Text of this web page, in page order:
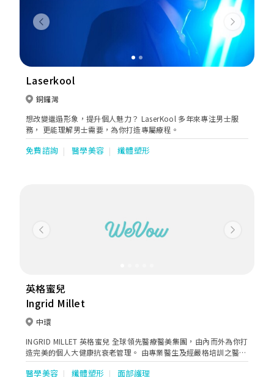
Previous Next
Laserkool
銅鑼灣
想改變邋遢形象，提升個人魅力？ LaserKool 多年來專注男士服
務， 更能理解男士需要，為你打造專屬療程。
免費諮詢 醫學美容 纖體塑形
Previous Next
英格蜜兒
Ingrid Millet
中環
INGRID MILLET 英格蜜兒 全球領先醫療醫美集團，由內而外為你打
造完美的個人大健康抗衰老管理。 由專業醫生及經嚴格培訓之醫學
團隊提供一站式頂尖大健康抗衰老管理，包括大健康管理及醫美服
務如微整形、微創及無創醫美服務，於全球無創醫美品牌排名NO.1
醫學美容 纖體塑形 面部護理